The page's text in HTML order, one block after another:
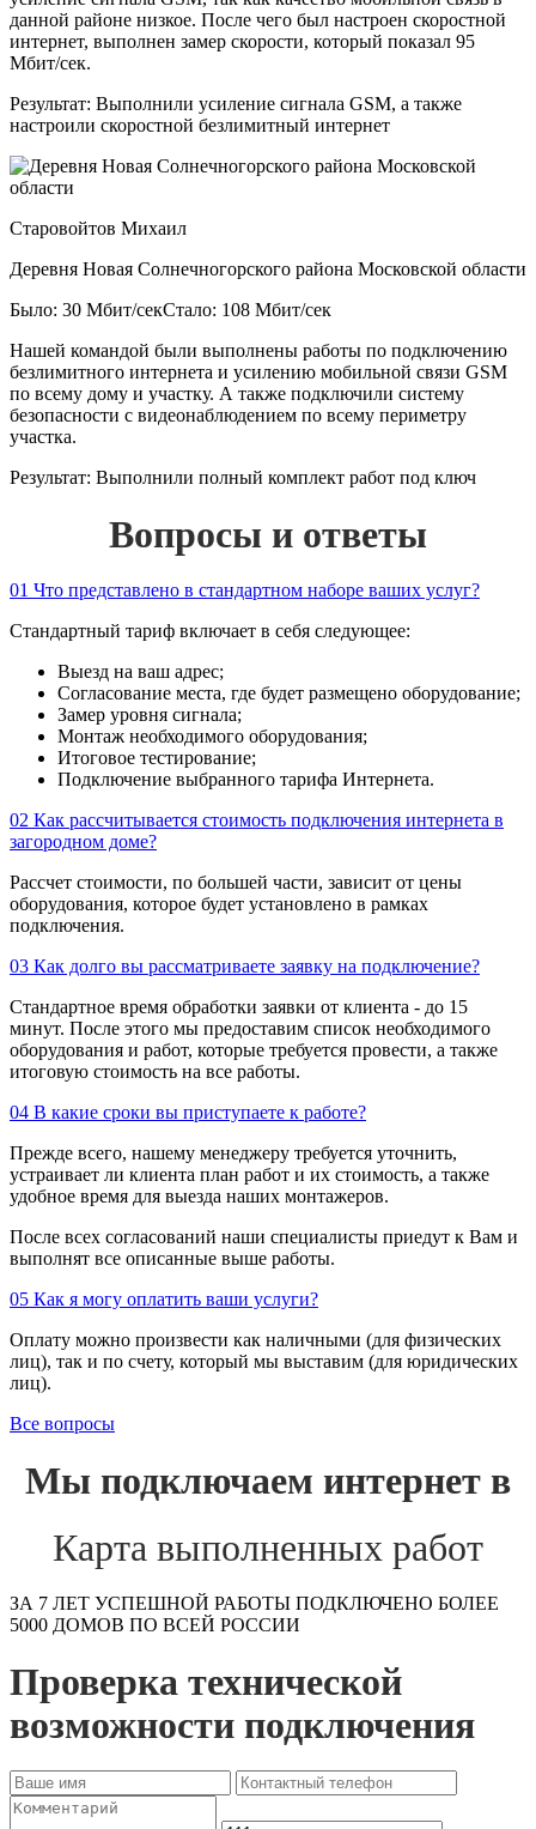
данной районе низкое. После чего был настроен скоростной
интернет, выполнен замер скорости, который показал 95
Мбит/сек.
Результат: Выполнили усиление сигнала GSM, а также
настроили скоростной безлимитный интернет
Старовойтов Михаил
Деревня Новая Солнечногорского района Московской области
Было: 30 Мбит/секСтало: 108 Мбит/сек
Нашей командой были выполнены работы по подключению
безлимитного интернета и усилению мобильной связи GSM
по всему дому и участку. А также подключили систему
безопасности с видеонаблюдением по всему периметру
участка.
Результат: Выполнили полный комплект работ под ключ
Вопросы и ответы
01 Что представлено в стандартном наборе ваших услуг?
Стандартный тариф включает в себя следующее:
Выезд на ваш адрес;
Согласование места, где будет размещено оборудование;
Замер уровня сигнала;
Монтаж необходимого оборудования;
Итоговое тестирование;
Подключение выбранного тарифа Интернета.
02 Как рассчитывается стоимость подключения интернета в
загородном доме?
Рассчет стоимости, по большей части, зависит от цены
оборудования, которое будет установлено в рамках
подключения.
03 Как долго вы рассматриваете заявку на подключение?
Стандартное время обработки заявки от клиента - до 15
минут. После этого мы предоставим список необходимого
оборудования и работ, которые требуется провести, а также
итоговую стоимость на все работы.
04 В какие сроки вы приступаете к работе?
Прежде всего, нашему менеджеру требуется уточнить,
устраивает ли клиента план работ и их стоимость, а также
удобное время для выезда наших монтажеров.
После всех согласований наши специалисты приедут к Вам и
выполнят все описанные выше работы.
05 Как я могу оплатить ваши услуги?
Оплату можно произвести как наличными (для физических
лиц), так и по счету, который мы выставим (для юридических
лиц).
Все вопросы
Мы подключаем интернет в
Карта выполненных работ
ЗА 7 ЛЕТ УСПЕШНОЙ РАБОТЫ ПОДКЛЮЧЕНО БОЛЕЕ
5000 ДОМОВ ПО ВСЕЙ РОССИИ
Проверка технической
возможности подключения